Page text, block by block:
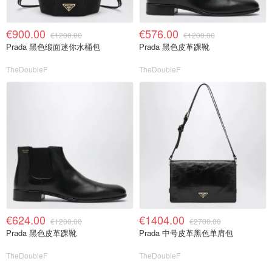
€900.00 €1200.00
Prada 黑色缎面迷你水桶包
TheDoubleF
€576.00 €1200.00
Prada 黑色皮革踝靴
TheDoubleF
€624.00 €1200.00
Prada 黑色皮革踝靴
TheDoubleF
€1404.00 €2700.00
Prada 中号皮革黑色单肩包
TheDoubleF